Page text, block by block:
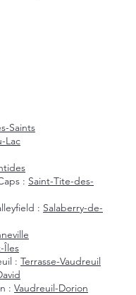
Saints
Lac
: Saint-Tite-des-
: Salaberry-de-
Îles
: Terrasse-Vaudreuil
: Vaudreuil-Dorion